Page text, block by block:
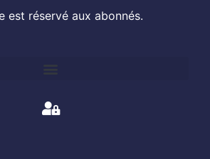
est réservé aux abonnés.